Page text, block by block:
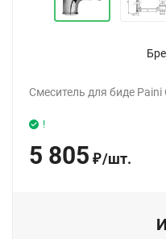
Смеситель для биде Paini
!
5 805 ₽/шт.